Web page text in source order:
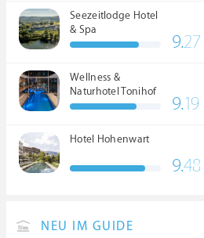
Seezeitlodge Hotel
& Spa
9.27
Wellness &
Naturhotel Tonihof
****S
9.19
Hotel Hohenwart
9.48
NEU IM GUIDE